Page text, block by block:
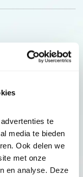
te
media te bieden
Ook delen we
met onze
en analyse. Deze
acties en tips